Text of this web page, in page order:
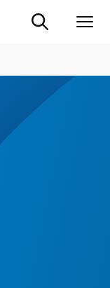
Suche ein-/